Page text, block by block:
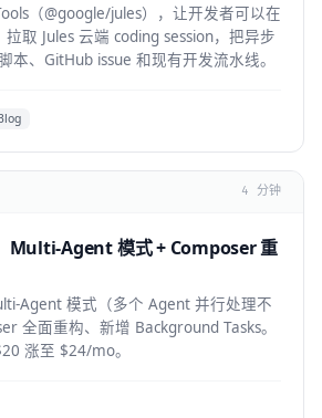
（@google/jules），让开发者可以在
取 Jules 云端 coding session，把异步
本、GitHub issue 和现有开发流水线。
4 分钟
Multi-Agent 模式 + Composer 重
Agent 模式（多个 Agent 并行处理不
全面重构、新增 Background Tasks。
涨至 $24/mo。